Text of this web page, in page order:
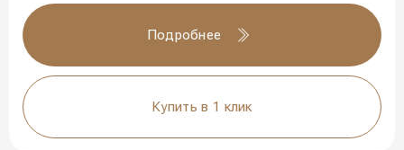
Подробнее
Купить в 1 клик